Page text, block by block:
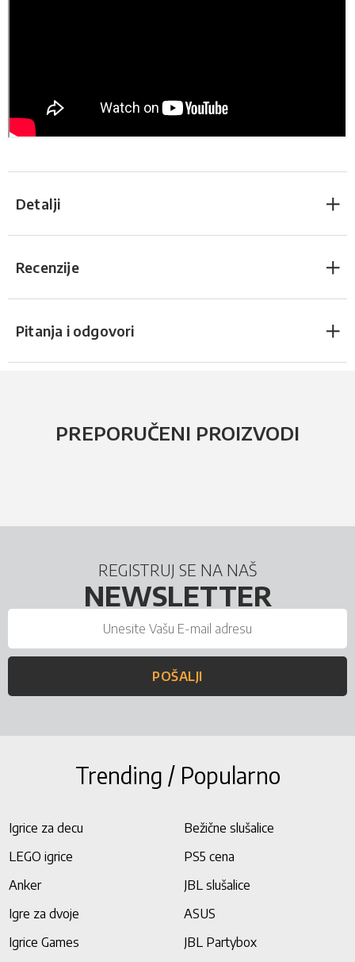
Detalji
Recenzije
Pitanja i odgovori
PREPORUČENI PROIZVODI
REGISTRUJ SE NA NAŠ
NEWSLETTER
POŠALJI
Trending / Popularno
Igrice za decu
Bežične slušalice
LEGO igrice
PS5 cena
Anker
JBL slušalice
Igre za dvoje
ASUS
Igrice Games
JBL Partybox